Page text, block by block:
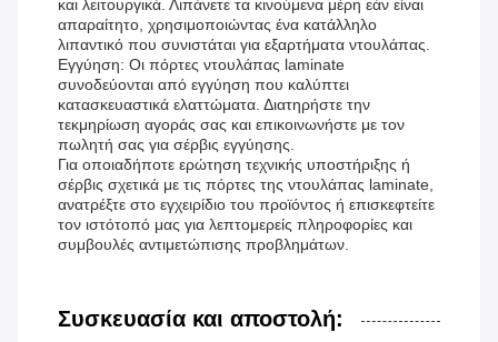
και λειτουργικά. Λιπάνετε τα κινούμενα μέρη εάν είναι
απαραίτητο, χρησιμοποιώντας ένα κατάλληλο
λιπαντικό που συνιστάται για εξαρτήματα ντουλάπας.
Εγγύηση: Οι πόρτες ντουλάπας laminate
συνοδεύονται από εγγύηση που καλύπτει
κατασκευαστικά ελαττώματα. Διατηρήστε την
τεκμηρίωση αγοράς σας και επικοινωνήστε με τον
πωλητή σας για σέρβις εγγύησης.
Για οποιαδήποτε ερώτηση τεχνικής υποστήριξης ή
σέρβις σχετικά με τις πόρτες της ντουλάπας laminate,
ανατρέξτε στο εγχειρίδιο του προϊόντος ή επισκεφτείτε
τον ιστότοπό μας για λεπτομερείς πληροφορίες και
συμβουλές αντιμετώπισης προβλημάτων.
Συσκευασία και αποστολή: